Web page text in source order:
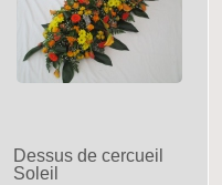
Dessus de cercueil
Soleil